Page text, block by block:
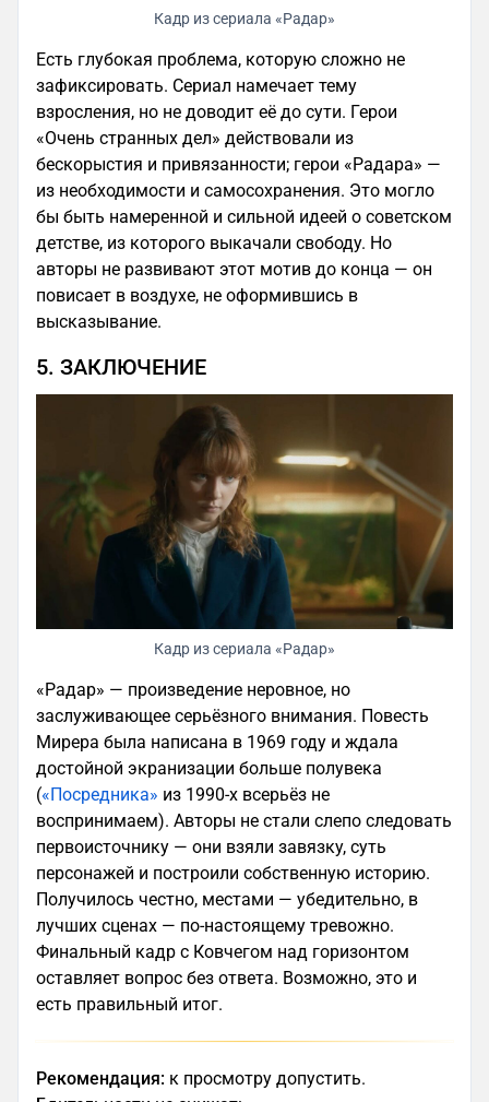
Кадр из сериала «Радар»
Есть глубокая проблема, которую сложно не
зафиксировать. Сериал намечает тему
взросления, но не доводит её до сути. Герои
«Очень странных дел» действовали из
бескорыстия и привязанности; герои «Радара» —
из необходимости и самосохранения. Это могло
бы быть намеренной и сильной идеей о советском
детстве, из которого выкачали свободу. Но
авторы не развивают этот мотив до конца — он
повисает в воздухе, не оформившись в
высказывание.
5. ЗАКЛЮЧЕНИЕ
Кадр из сериала «Радар»
«Радар» — произведение неровное, но
заслуживающее серьёзного внимания. Повесть
Мирера была написана в 1969 году и ждала
достойной экранизации больше полувека
(«Посредника» из 1990-х всерьёз не
воспринимаем). Авторы не стали слепо следовать
первоисточнику — они взяли завязку, суть
персонажей и построили собственную историю.
Получилось честно, местами — убедительно, в
лучших сценах — по-настоящему тревожно.
Финальный кадр с Ковчегом над горизонтом
оставляет вопрос без ответа. Возможно, это и
есть правильный итог.
Рекомендация: к просмотру допустить.